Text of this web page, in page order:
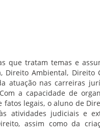
que tratam temas e
Direito Ambiental, Direito
atuação nas carreiras
a capacidade de
legais, o aluno de
atividades judiciais e
assim como da